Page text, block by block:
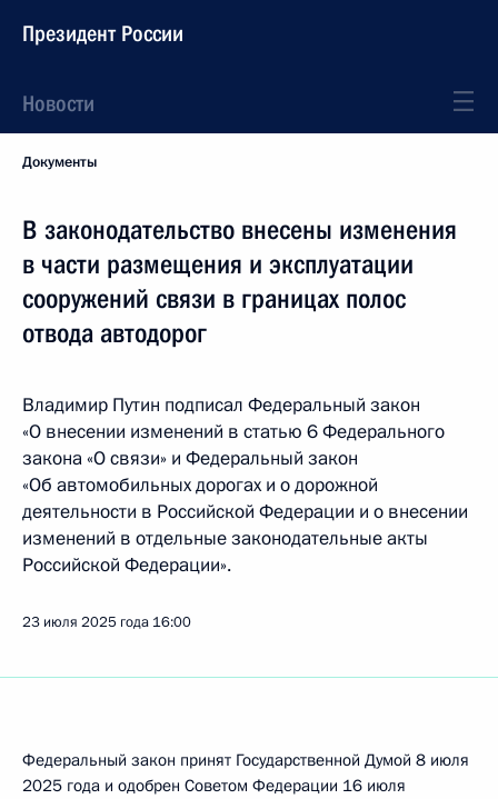
Президент России
Новости
Документы
В законодательство внесены изменения
в части размещения и эксплуатации
сооружений связи в границах полос
отвода автодорог
Владимир Путин подписал Федеральный закон
«О внесении изменений в статью 6 Федерального
закона «О связи» и Федеральный закон
«Об автомобильных дорогах и о дорожной
деятельности в Российской Федерации и о внесении
изменений в отдельные законодательные акты
Российской Федерации».
23 июля 2025 года 16:00
Федеральный закон принят Государственной Думой 8 июля
2025 года и одобрен Советом Федерации 16 июля